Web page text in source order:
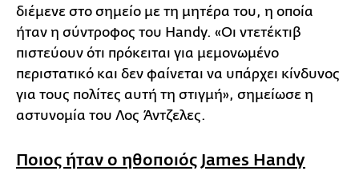
διέμενε στο σημείο με τη μητέρα του, η οποία
ήταν η σύντροφος του Handy. «Οι ντετέκτιβ
πιστεύουν ότι πρόκειται για μεμονωμένο
περιστατικό και δεν φαίνεται να υπάρχει κίνδυνος
για τους πολίτες αυτή τη στιγμή», σημείωσε η
αστυνομία του Λος Άντζελες.
Ποιος ήταν ο ηθοποιός James Handy